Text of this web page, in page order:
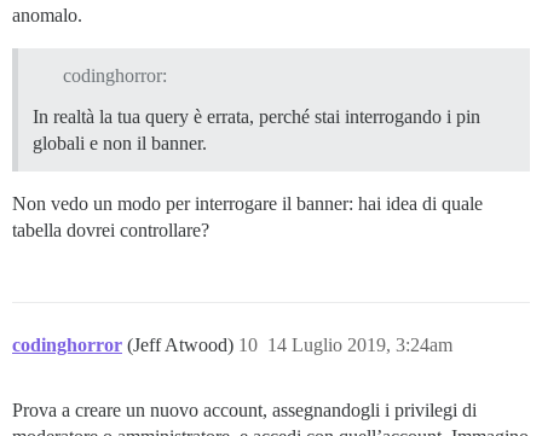
anomalo.
codinghorror:
In realtà la tua query è errata, perché stai interrogando i pin
globali e non il banner.
Non vedo un modo per interrogare il banner: hai idea di quale
tabella dovrei controllare?
codinghorror (Jeff Atwood) 14 Luglio 2019, 3:24am
10
Prova a creare un nuovo account, assegnandogli i privilegi di